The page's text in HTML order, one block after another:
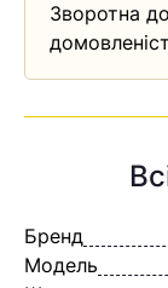
Зворотна
Бренд
Модель